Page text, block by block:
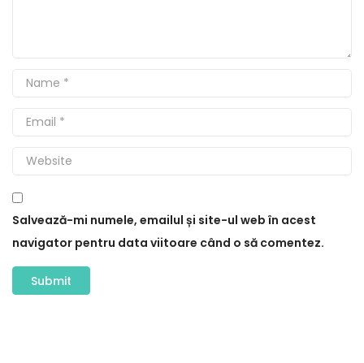
Salvează-mi numele, emailul și site-ul web în acest
navigator pentru data viitoare când o să comentez.